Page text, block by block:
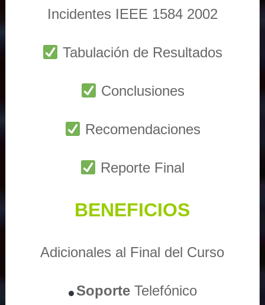
Incidentes IEEE 1584 2002
Tabulación de Resultados
Conclusiones
Recomendaciones
Reporte Final
BENEFICIOS
Adicionales al Final del Curso
Soporte Telefónico